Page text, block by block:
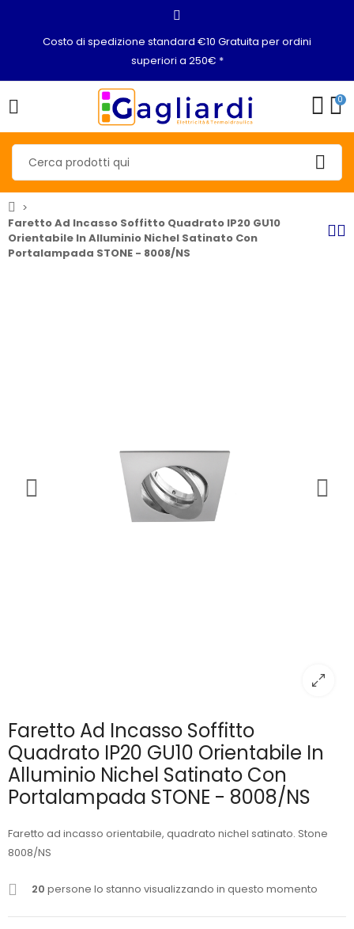
Costo di spedizione standard €10 Gratuita per ordini
superiori a 250€ *
0
Faretto Ad Incasso Soffitto Quadrato IP20 GU10
Orientabile In Alluminio Nichel Satinato Con
Portalampada STONE - 8008/NS
Faretto Ad Incasso Soffitto
Quadrato IP20 GU10 Orientabile In
Alluminio Nichel Satinato Con
Portalampada STONE - 8008/NS
Faretto ad incasso orientabile, quadrato nichel satinato. Stone
8008/NS
20 persone lo stanno visualizzando in questo momento